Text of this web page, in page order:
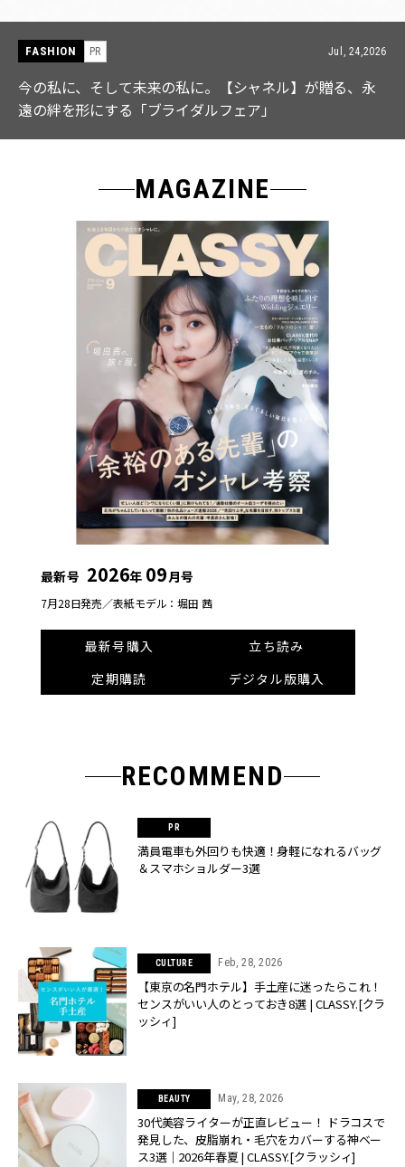
24,2026
、永
FASHION
【ICB】人気インフルエンサーと共同制作! 週5で
なる「名品ブラウス」２選
MAGAZINE
最新号 2026年 09月号
7月28日発売／表紙モデル：堀田 茜
最新号購入
立ち読み
定期購読
デジタル版購入
RECOMMEND
満員電車も外回りも快適！身軽になれるバッグ
＆スマホショルダー3選
CULTURE Feb, 28, 2026
【東京の名門ホテル】手土産に迷ったらこれ！
センスがいい人のとっておき8選 | CLASSY.[クラ
ッシィ]
BEAUTY May, 28, 2026
30代美容ライターが正直レビュー！ ドラコスで
発見した、皮脂崩れ・毛穴をカバーする神ベー
ス3選｜2026年春夏 | CLASSY.[クラッシィ]